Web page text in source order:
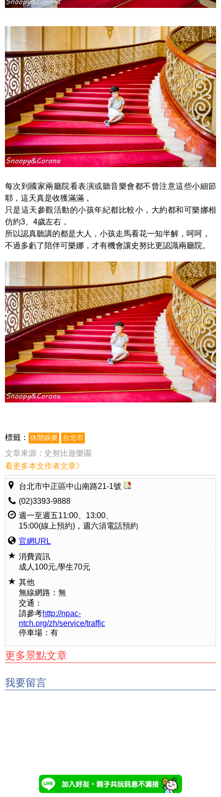
每次到國家兩廳院看表演或聽音樂會都不曾注意這些小細節
耶，這天真是收獲滿滿，
只是這天參觀活動的小孩年紀都比較小，大約都和可樂娜相
仿約3、4歲左右，
所以認真聽講的都是大人，小孩走馬看花一知半解，呵呵，
不過多虧了陪伴可樂娜，才有機會讓史努比更認識兩廳院。
標籤： 休閒娛樂 台北市
文章來源： 史努比遊樂園
看更多本文作者文章》
台北市中正區中山南路21-1號
(02)3393-9888
週一至週五11:00、13:00、
15:00(線上預約)，週六須電話預約
官網URL
消費資訊
成人100元,學生70元
其他
無線網路：無
交通：
請參考http://npac-
ntch.org/zh/service/traffic
停車場：有
更多景點文章
我要留言